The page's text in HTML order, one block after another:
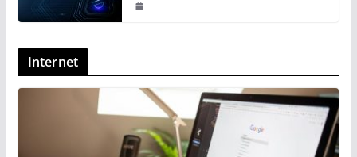
Internet